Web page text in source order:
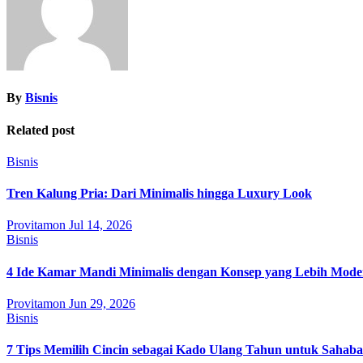
By Bisnis
Related post
Bisnis
Tren Kalung Pria: Dari Minimalis hingga Luxury Look
Provitamon Jul 14, 2026
Bisnis
4 Ide Kamar Mandi Minimalis dengan Konsep yang Lebih
Provitamon Jun 29, 2026
Bisnis
7 Tips Memilih Cincin sebagai Kado Ulang Tahun untuk